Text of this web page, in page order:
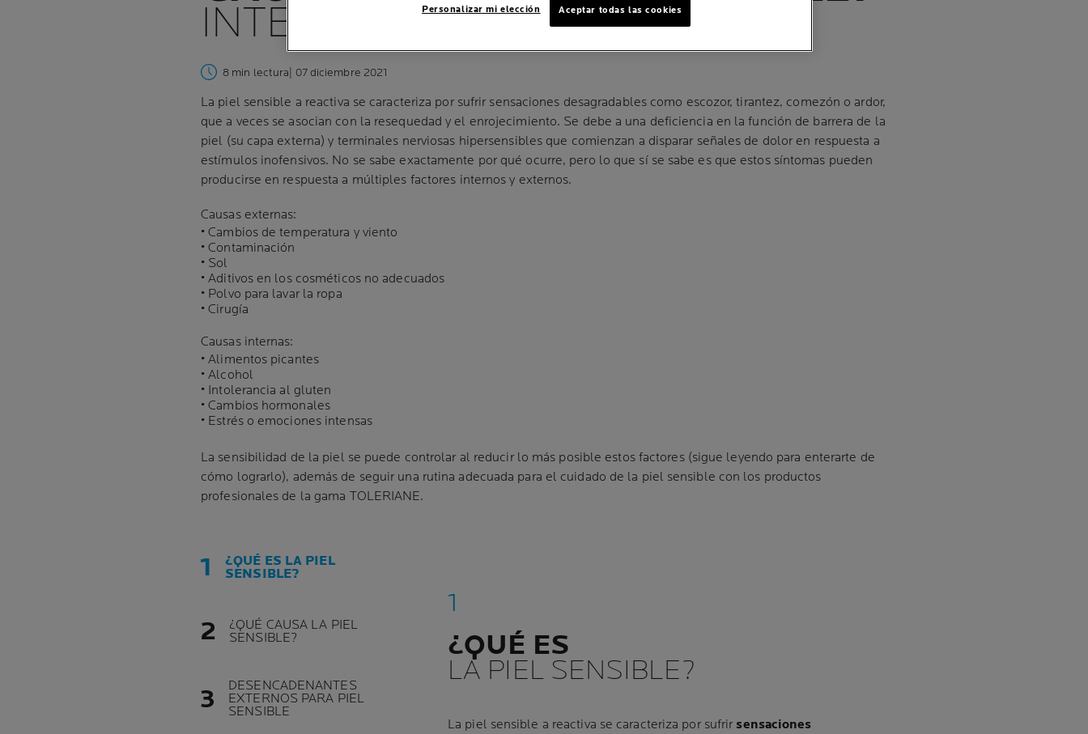
INTERNAS Y EXTERNAS
8 min lectura | 07 diciembre 2021
La piel sensible a reactiva se caracteriza por sufrir sensaciones desagradables como escozor, tirantez, comezón o ardor,
que a veces se asocian con la resequedad y el enrojecimiento. Se debe a una deficiencia en la función de barrera de la
piel (su capa externa) y terminales nerviosas hipersensibles que comienzan a disparar señales de dolor en respuesta a
estímulos inofensivos. No se sabe exactamente por qué ocurre, pero lo que sí se sabe es que estos síntomas pueden
producirse en respuesta a múltiples factores internos y externos.
Causas externas:
• Cambios de temperatura y viento
• Contaminación
• Sol
• Aditivos en los cosméticos no adecuados
• Polvo para lavar la ropa
• Cirugía
Causas internas:
• Alimentos picantes
• Alcohol
• Intolerancia al gluten
• Cambios hormonales
• Estrés o emociones intensas
La sensibilidad de la piel se puede controlar al reducir lo más posible estos factores (sigue leyendo para enterarte de
cómo lograrlo), además de seguir una rutina adecuada para el cuidado de la piel sensible con los productos
profesionales de la gama TOLERIANE.
¿QUÉ ES LA PIEL
SENSIBLE?
¿QUÉ CAUSA LA PIEL
SENSIBLE?
DESENCADENANTES
EXTERNOS PARA PIEL
SENSIBLE
¿QUÉ ES
LA PIEL SENSIBLE?
La piel sensible a reactiva se caracteriza por sufrir sensaciones
Aceptar todas las cookies
Personalizar mi elección